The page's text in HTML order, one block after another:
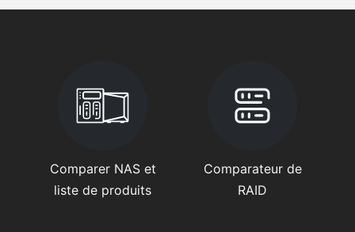
Comparer NAS et
liste de produits
Comparateur de
RAID